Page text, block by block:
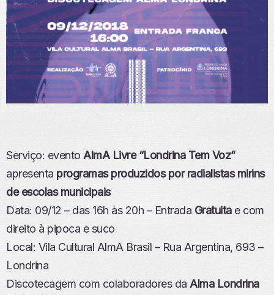
Serviço: evento AlmA Livre “Londrina Tem Voz”
apresenta programas produzidos por radialistas mirins
de escolas municipais
Data: 09/12 – das 16h às 20h – Entrada Gratuita e com
direito à pipoca e suco
Local: Vila Cultural AlmA Brasil – Rua Argentina, 693 –
Londrina
Discotecagem com colaboradores da Alma Londrina